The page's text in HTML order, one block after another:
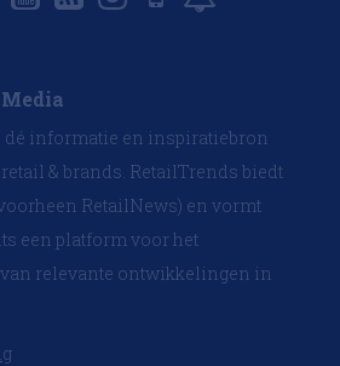
dé informatie en inspiratiebron
& brands. RetailTrends biedt
RetailNews) en vormt
een platform voor het
relevante ontwikkelingen in